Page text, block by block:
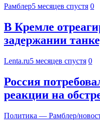
Рамблер5 месяцев спустя 0
В Кремле
задержании
Lenta.ru5 месяцев спустя 0
Россия
реакции на
Политика — Рамблер/